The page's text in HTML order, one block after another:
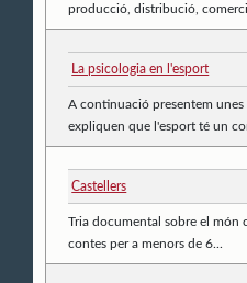
producció, distribució,
La psicologia en l'esport
A continuació presentem unes
expliquen que l'esport té un
Castellers
Tria documental sobre el món
contes per a menors de 6...